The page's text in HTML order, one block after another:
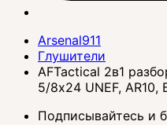
Arsenal911
Глушители
AFTactical 2в1
5/8x24 UNEF, AR10,
Подписывайтесь и